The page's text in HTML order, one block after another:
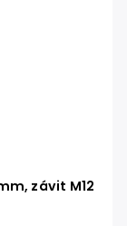
závit M12